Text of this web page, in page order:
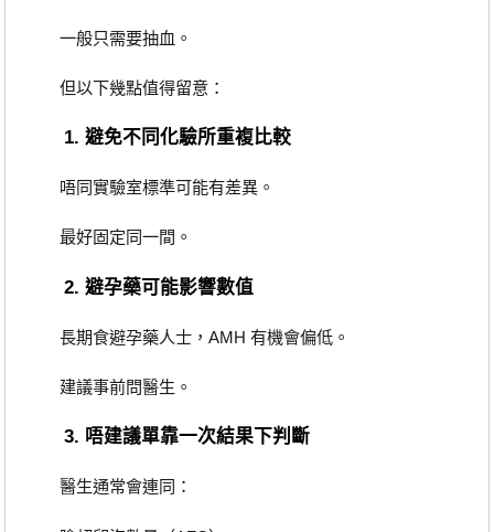
一般只需要抽血。
但以下幾點值得留意：
1. 避免不同化驗所重複比較
唔同實驗室標準可能有差異。
最好固定同一間。
2. 避孕藥可能影響數值
長期食避孕藥人士，AMH 有機會偏低。
建議事前問醫生。
3. 唔建議單靠一次結果下判斷
醫生通常會連同：